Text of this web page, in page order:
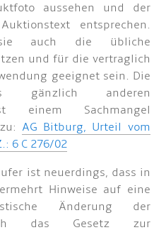
aussehen und der
entsprechen.
auch die übliche
und für die vertraglich
geeignet sein. Die
gänzlich anderen
einem Sachmangel
AG Bitburg, Urteil vom
6 C 276/02
ist neuerdings, dass in
Hinweise auf eine
Änderung der
das Gesetz zur